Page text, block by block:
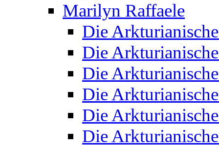
Marilyn Raffaele
Die
Die
Die
Die
Die
Die